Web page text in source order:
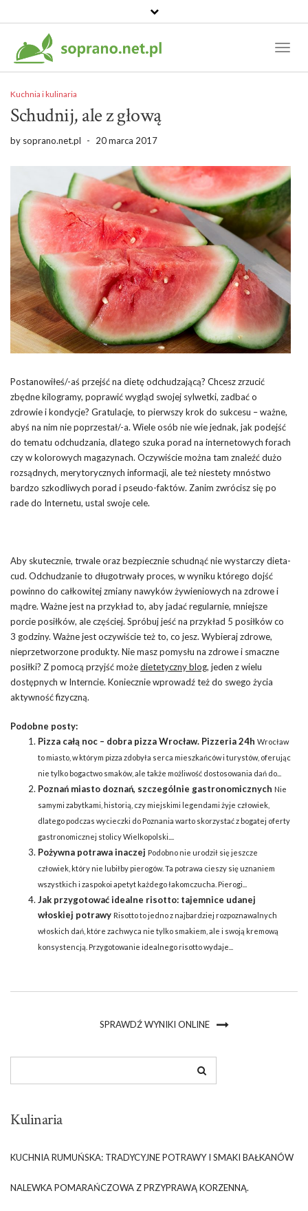
Kuchnia i kulinaria
Schudnij, ale z głową
by soprano.net.pl - 20 marca 2017
Postanowiłeś/-aś przejść na dietę odchudzającą? Chcesz zrzucić
zbędne kilogramy, poprawić wygląd swojej sylwetki, zadbać o
zdrowie i kondycje? Gratulacje, to pierwszy krok do sukcesu – ważne,
abyś na nim nie poprzestał/-a. Wiele osób nie wie jednak, jak podejść
do tematu odchudzania, dlatego szuka porad na internetowych forach
czy w kolorowych magazynach. Oczywiście można tam znaleźć dużo
rozsądnych, merytorycznych informacji, ale też niestety mnóstwo
bardzo szkodliwych porad i pseudo-faktów. Zanim zwrócisz się po
rade do Internetu, ustal swoje cele.
Aby skutecznie, trwale oraz bezpiecznie schudnąć nie wystarczy dieta-
cud. Odchudzanie to długotrwały proces, w wyniku którego dojść
powinno do całkowitej zmiany nawyków żywieniowych na zdrowe i
mądre. Ważne jest na przykład to, aby jadać regularnie, mniejsze
porcie posiłków, ale częściej. Spróbuj jeść na przykład 5 posiłków co
3 godziny. Ważne jest oczywiście też to, co jesz. Wybieraj zdrowe,
nieprzetworzone produkty. Nie masz pomysłu na zdrowe i smaczne
posiłki? Z pomocą przyjść możedietetyczny blog, jeden z wielu
dostępnych w Interncie. Koniecznie wprowadź też do swego życia
aktywność fizyczną.
Podobne posty:
Pizza całą noc – dobra pizza Wrocław. Pizzeria 24h Wrocław
to miasto, w którym pizza zdobyła serca mieszkańców i turystów, oferując
nie tylko bogactwo smaków, ale także możliwość dostosowania dań do...
Poznań miasto doznań, szczególnie gastronomicznych Nie
samymi zabytkami, historią, czy miejskimi legendami żyje człowiek,
dlatego podczas wycieczki do Poznania warto skorzystać z bogatej oferty
gastronomicznej stolicy Wielkopolski....
Pożywna potrawa inaczej Podobno nie urodził się jeszcze
człowiek, który nie lubiłby pierogów. Ta potrawa cieszy się uznaniem
wszystkich i zaspokoi apetyt każdego łakomczucha. Pierogi...
Jak przygotować idealne risotto: tajemnice udanej
włoskiej potrawy Risotto to jedno z najbardziej rozpoznawalnych
włoskich dań, które zachwyca nie tylko smakiem, ale i swoją kremową
konsystencją. Przygotowanie idealnego risotto wydaje...
SPRAWDŹ WYNIKI ONLINE
Kulinaria
KUCHNIA RUMUŃSKA: TRADYCYJNE POTRAWY I SMAKI BAŁKANÓW
NALEWKA POMARAŃCZOWA Z PRZYPRAWĄ KORZENNĄ.